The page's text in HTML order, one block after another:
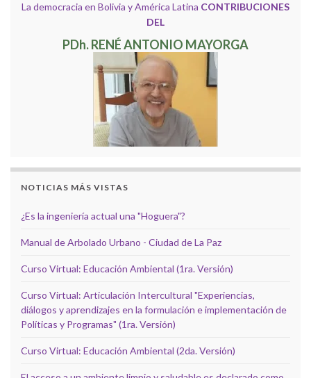
La democracia en Bolivia y América Latina CONTRIBUCIONES
DEL
PDh. RENÉ ANTONIO MAYORGA
NOTICIAS MÁS VISTAS
¿Es la ingeniería actual una "Hoguera"?
Manual de Arbolado Urbano - Ciudad de La Paz
Curso Virtual: Educación Ambiental (1ra. Versión)
Curso Virtual: Articulación Intercultural "Experiencias,
diálogos y aprendizajes en la formulación e implementación de
Políticas y Programas" (1ra. Versión)
Curso Virtual: Educación Ambiental (2da. Versión)